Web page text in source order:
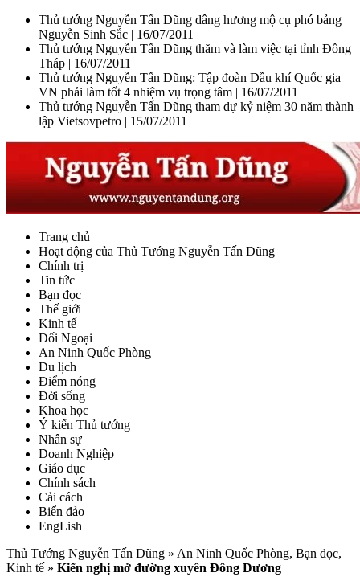
Thủ tướng Nguyễn Tấn Dũng dâng hương mộ cụ phó bảng
Nguyễn Sinh Sắc | 16/07/2011
Thủ tướng Nguyễn Tấn Dũng thăm và làm việc tại tỉnh Đồng
Tháp | 16/07/2011
Thủ tướng Nguyễn Tấn Dũng: Tập đoàn Dầu khí Quốc gia
VN phải làm tốt 4 nhiệm vụ trọng tâm | 16/07/2011
Thủ tướng Nguyễn Tấn Dũng tham dự kỷ niệm 30 năm thành
lập Vietsovpetro | 15/07/2011
Trang chủ
Hoạt động của Thủ Tướng Nguyễn Tấn Dũng
Chính trị
Tin tức
Bạn đọc
Thế giới
Kinh tế
Đối Ngoại
An Ninh Quốc Phòng
Du lịch
Điểm nóng
Đời sống
Khoa học
Ý kiến Thủ tướng
Nhân sự
Doanh Nghiệp
Giáo dục
Chính sách
Cải cách
Biển đảo
EngLish
Thủ Tướng Nguyễn Tấn Dũng » An Ninh Quốc Phòng, Bạn đọc,
Kinh tế » Kiến nghị mở đường xuyên Đông Dương